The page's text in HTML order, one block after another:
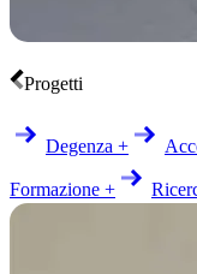
Progetti
Degenza +
Formazione +